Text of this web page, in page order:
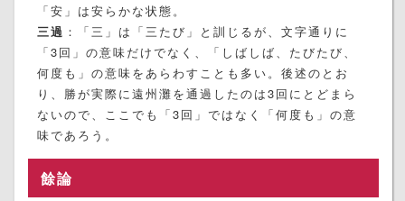
「安」は安らかな状態。
三過 ：「三」は「三たび」と訓じるが、文字通りに
「3回」の意味だけでなく、「しばしば、たびたび、
何度も」の意味をあらわすことも多い。後述のとお
り、勝が実際に遠州灘を通過したのは3回にとどまら
ないので、ここでも「3回」ではなく「何度も」の意
味であろう。
餘論